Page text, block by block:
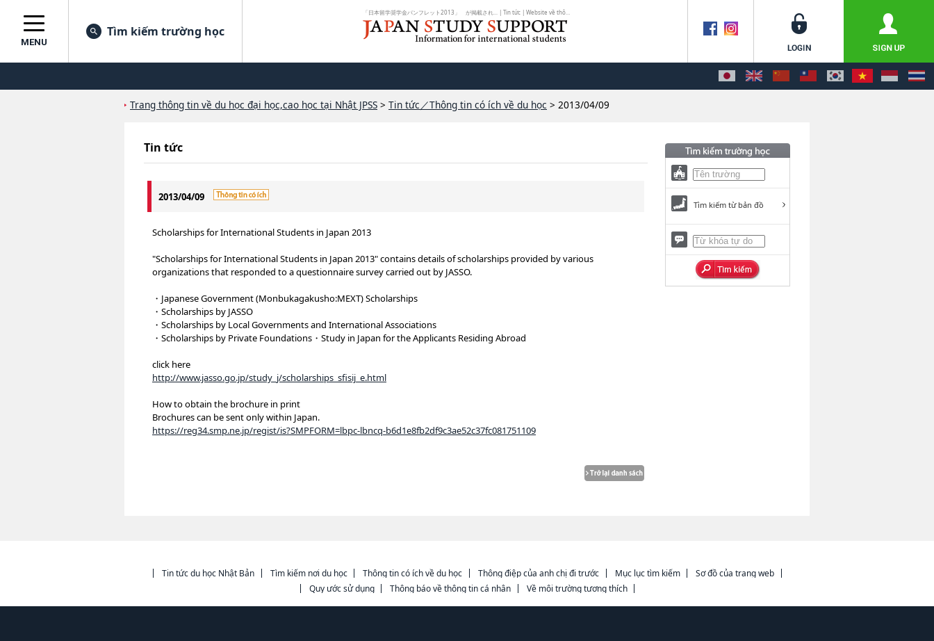
MENU
Tìm kiếm trường học
Trang thông tin về du học đại học,cao học tại Nhật JPSS > Tin tức／Thông tin có ích về du học > 2013/04/09
Tin tức
2013/04/09
Scholarships for International Students in Japan 2013
"Scholarships for International Students in Japan 2013" contains details of scholarships provided by various
organizations that responded to a questionnaire survey carried out by JASSO.
・Japanese Government (Monbukagakusho:MEXT) Scholarships
・Scholarships by JASSO
・Scholarships by Local Governments and International Associations
・Scholarships by Private Foundations・Study in Japan for the Applicants Residing Abroad
click here
http://www.jasso.go.jp/study_j/scholarships_sfisij_e.html
How to obtain the brochure in print
Brochures can be sent only within Japan.
https://reg34.smp.ne.jp/regist/is?SMPFORM=lbpc-lbncq-b6d1e8fb2df9c3ae52c37fc081751109
Tìm kiếm từ bản đồ
Tin tức du học Nhật Bản Tìm kiếm nơi du học Thông tin có ích về du học Thông điệp của anh chị đi trước Mục lục tìm kiếm
Sơ đồ của trang web
Quy ước sử dụng
Thông báo về thông tin cá nhân Về môi trường tương thích